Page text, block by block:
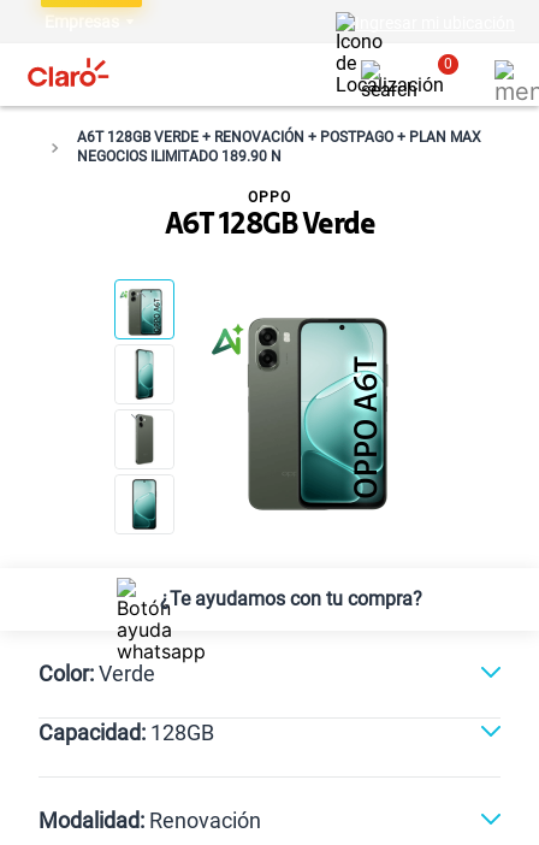
Empresas
0
A6T 128GB VERDE + RENOVACIÓN + POSTPAGO + PLAN MAX
NEGOCIOS ILIMITADO 189.90 N
A6T 128GB Verde
OPPO
¿Te ayudamos con tu compra?
Color:Verde
Verde
Capacidad: 128GB
128GB
Modalidad: Renovación